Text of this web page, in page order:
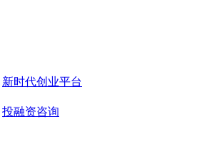
新时代创业平台
投融资咨询